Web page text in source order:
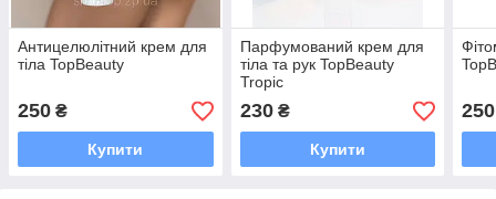
Антицелюлітний крем для
тіла TopBeauty
250 ₴
Купити
Парфумований крем для
тіла та рук TopBeauty
Tropic
230₴
Купити
250